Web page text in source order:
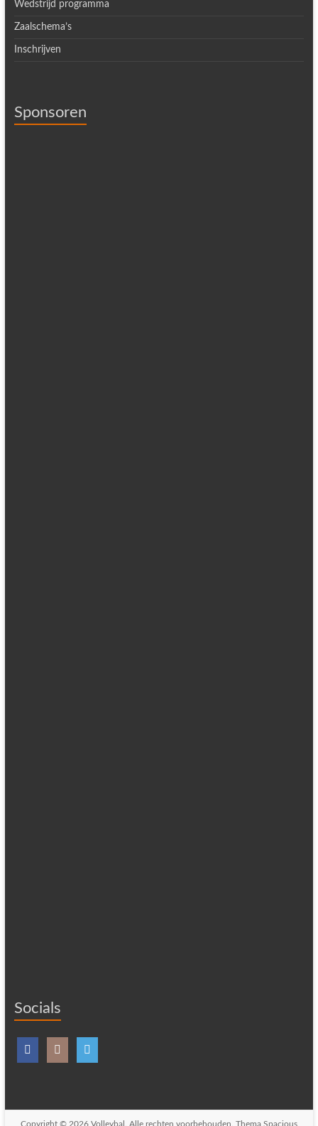
Wedstrijd programma
Zaalschema’s
Inschrijven
Sponsoren
Socials
Copyright © 2026 Volleybal . Alle rechten voorbehouden. Thema Spacious